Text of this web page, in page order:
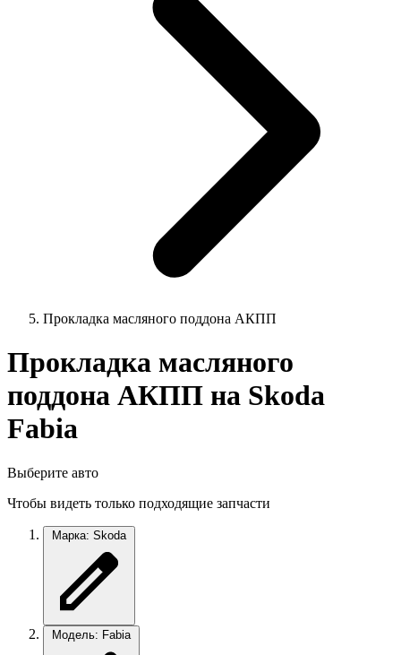
Прокладка масляного поддона АКПП
Прокладка масляного
поддона АКПП на Skoda
Fabia
Выберите авто
Чтобы видеть только подходящие запчасти
Марка: Skoda
Модель: Fabia